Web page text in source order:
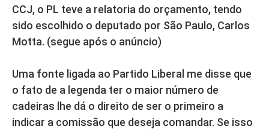
CCJ, o PL teve a relatoria do orçamento, tendo
sido escolhido o deputado por São Paulo, Carlos
Motta. (segue após o anúncio)
Uma fonte ligada ao Partido Liberal me disse que
o fato de a legenda ter o maior número de
cadeiras lhe dá o direito de ser o primeiro a
indicar a comissão que deseja comandar. Se isso